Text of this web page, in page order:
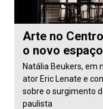
Arte no
o novo
Natália Beukers, em
ator Eric Lenate e
sobre o surgimento
paulista